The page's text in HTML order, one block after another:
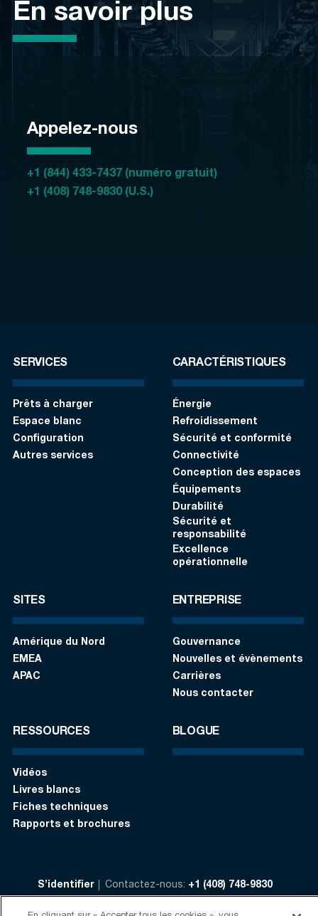
En savoir plus
Appelez-nous
+1 (844) 433-7437 (numéro gratuit)
+1 (408) 748-9830 (U.S.)
SERVICES
Prêts à charger
Espace blanc
Configuration
Autres services
CARACTÉRISTIQUES
Énergie
Refroidissement
Sécurité et conformité
Connectivité
Conception des espaces
Équipements
Durabilité
Sécurité et
responsabilité
Excellence
opérationnelle
SITES
Amérique du Nord
EMEA
APAC
ENTREPRISE
Gouvernance
Nouvelles et évènements
Carrières
Nous contacter
RESSOURCES
Vidéos
Livres blancs
Fiches techniques
Rapports et brochures
BLOGUE
S’identifier Contactez-nous: +1 (408) 748-9830